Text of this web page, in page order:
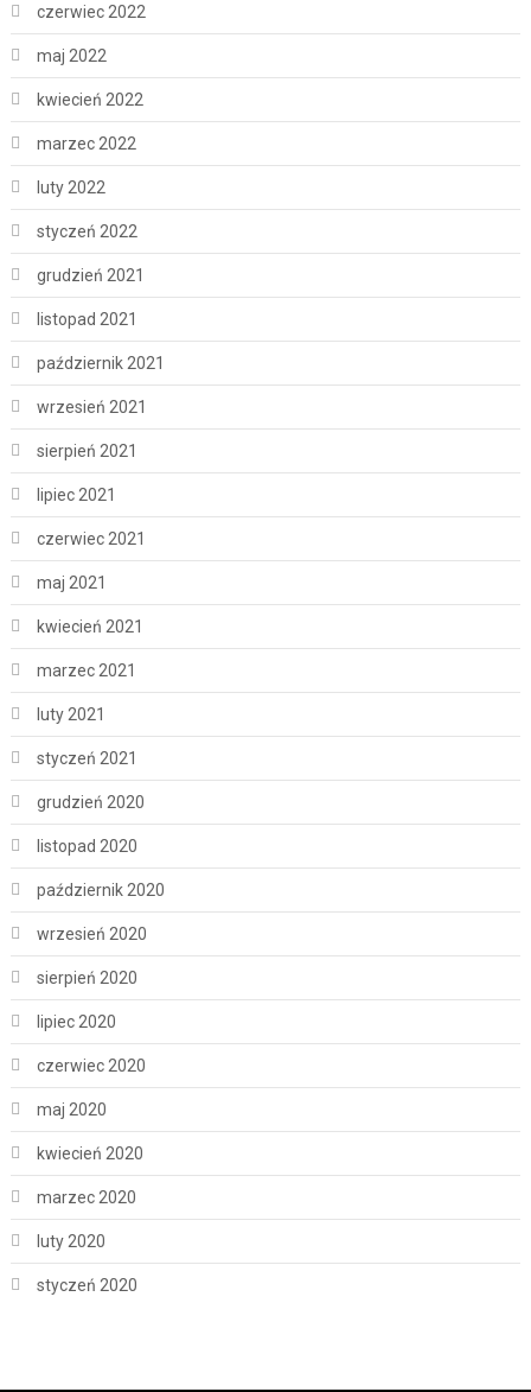
czerwiec 2022
maj 2022
kwiecień 2022
marzec 2022
luty 2022
styczeń 2022
grudzień 2021
listopad 2021
październik 2021
wrzesień 2021
sierpień 2021
lipiec 2021
czerwiec 2021
maj 2021
kwiecień 2021
marzec 2021
luty 2021
styczeń 2021
grudzień 2020
listopad 2020
październik 2020
wrzesień 2020
sierpień 2020
lipiec 2020
czerwiec 2020
maj 2020
kwiecień 2020
marzec 2020
luty 2020
styczeń 2020